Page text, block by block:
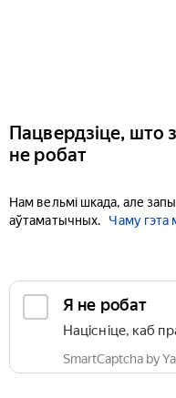
Пацвердзіце, што
не робат
Нам вельмі шкада, але
аўтаматычных.
Чаму гэта
Я не робат
Націсніце, каб
SmartCaptcha by